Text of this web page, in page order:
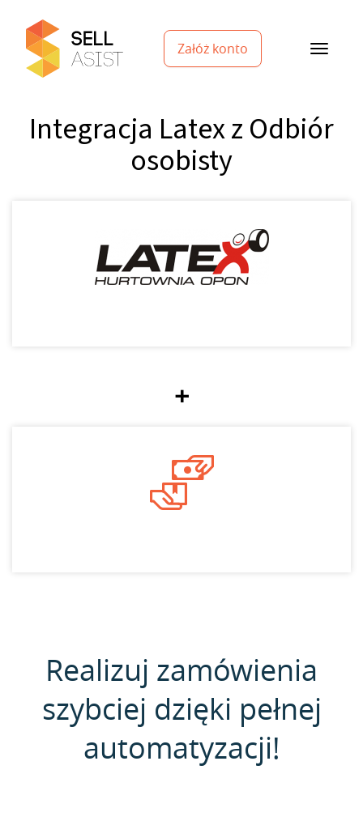
Załóż konto
Integracja Latex z Odbiór
osobisty
+
Realizuj zamówienia
szybciej dzięki pełnej
automatyzacji!